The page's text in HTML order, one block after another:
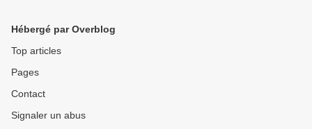
Hébergé par Overblog
Top articles
Pages
Contact
Signaler un abus